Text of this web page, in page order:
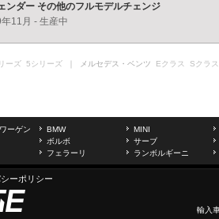
ンダー その他のフルモデルチェンジ
年11月 - 生産中
ーズ 5シリーズ ｜ メルセデス・ベンツ Eクラス Sクラス
ーゲン BMW
MINI
ボルボ
サーブ
フェラーリ ランボルギーニ
ーポリシー
輸入